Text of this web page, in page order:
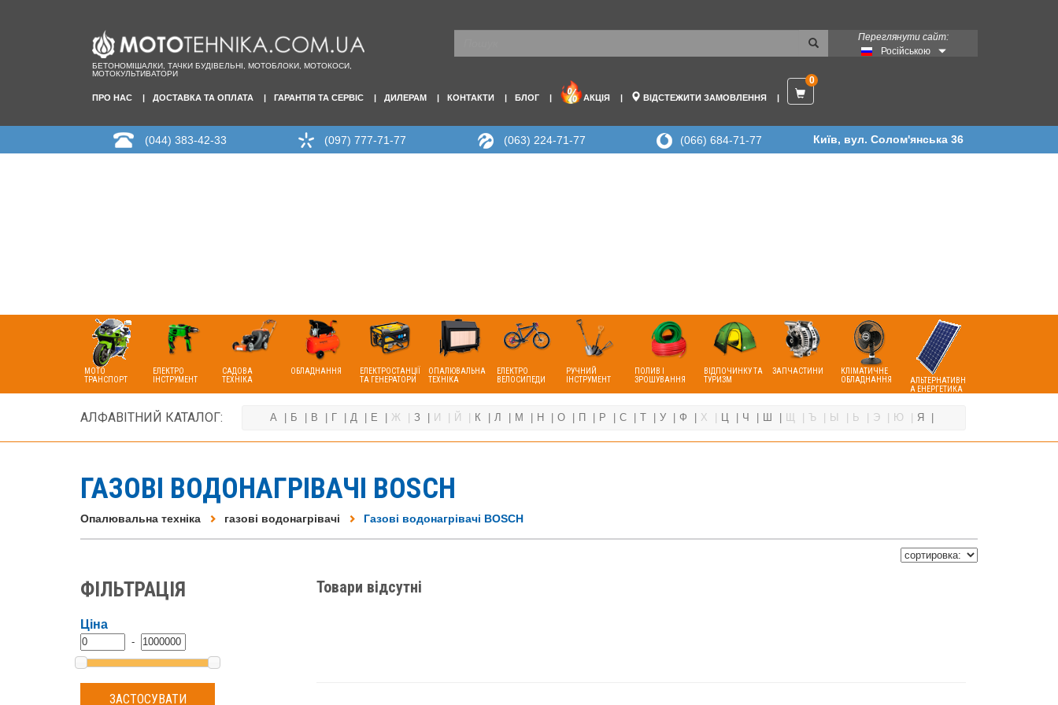
БЕТОНОМІШАЛКИ, ТАЧКИ БУДІВЕЛЬНІ, МОТОБЛОКИ, МОТОКОСИ,
МОТОКУЛЬТИВАТОРИ
Переглянути сайт:
Російською
ПРО НАС ДОСТАВКА ТА ОПЛАТА ГАРАНТІЯ ТА СЕРВІС ДИЛЕРАМ КОНТАКТИ БЛОГ АКЦІЯ ВІДСТЕЖИТИ ЗАМОВЛЕННЯ
0
(044) 383-42-33 (097) 777-71-77 (063) 224-71-77 (066) 684-71-77 Київ, вул. Солом'янська 36
МОТО
ТРАНСПОРТ
ЕЛЕКТРО
ІНСТРУМЕНТ
САДОВА
ТЕХНІКА
ОБЛАДНАННЯ
ЕЛЕКТРОСТАНЦІЇ
ТА ГЕНЕРАТОРИ
ОПАЛЮВАЛЬНА
ТЕХНІКА
ЕЛЕКТРО
ВЕЛОСИПЕДИ
РУЧНИЙ
ІНСТРУМЕНТ
ПОЛИВ І
ЗРОШУВАННЯ
ВІДПОЧИНКУ ТА
ТУРИЗМ
ЗАПЧАСТИНИ
КЛІМАТИЧНЕ
ОБЛАДНАННЯ
АЛЬТЕРНАТИВН
А ЕНЕРГЕТИКА
АЛФАВІТНИЙ КАТАЛОГ: А Б В Г Д Е Ж З И Й К Л М Н О П Р С Т У Ф Х Ц Ч Ш Щ Ъ Ы Ь Э Ю Я
ГАЗОВІ ВОДОНАГРІВАЧІ BOSCH
Опалювальна техніка газові водонагрівачі Газові водонагрівачі BOSCH
ФІЛЬТРАЦІЯ
Ціна
-
ЗАСТОСУВАТИ
Товари відсутні